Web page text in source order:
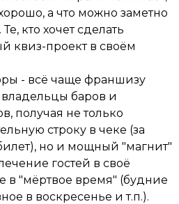
!
в зале , тягаться
МЗГБ ,
достаточно хороший
лице у них , НО самое
и продолжал
год - другой и мы
в городе , сейчас
чаще стало делом
в зале ) , а когда-
«соточке» 🙂
мне в 2015-м, что
для детей
я бы, наверное, не
— жизнь.
а что можно заметно
кто хочет сделать
квиз-проект в своём
- всё чаще франшизу
баров и
получая не только
строку в чеке (за
но и мощный "магнит"
гостей в своё
в "мёртвое время" (будние
в воскресенье и т.п.).